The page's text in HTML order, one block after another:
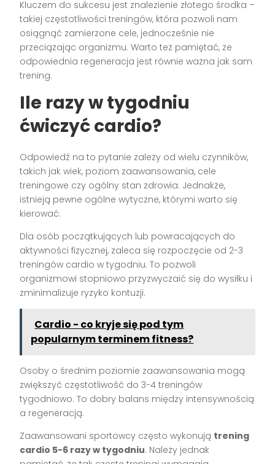
Kluczem do sukcesu jest znalezienie złotego środka –
takiej częstotliwości treningów, która pozwoli nam
osiągnąć zamierzone cele, jednocześnie nie
przeciążając organizmu. Warto też pamiętać, że
odpowiednia regeneracja jest równie ważna jak sam
trening.
Ile razy w tygodniu
ćwiczyć cardio?
Odpowiedź na to pytanie zależy od wielu czynników,
takich jak wiek, poziom zaawansowania, cele
treningowe czy ogólny stan zdrowia. Jednakże,
istnieją pewne ogólne wytyczne, którymi warto się
kierować:
Dla osób początkujących lub powracających do
aktywności fizycznej, zaleca się rozpoczęcie od 2-3
treningów cardio w tygodniu. To pozwoli
organizmowi stopniowo przyzwyczaić się do wysiłku i
zminimalizuje ryzyko kontuzji.
Cardio - co kryje się pod tym
popularnym terminem fitness?
Osoby o średnim poziomie zaawansowania mogą
zwiększyć częstotliwość do 3-4 treningów
tygodniowo. To dobry balans między intensywnością
a regeneracją.
Zaawansowani sportowcy często wykonują trening
cardio 5-6 razy w tygodniu. Należy jednak